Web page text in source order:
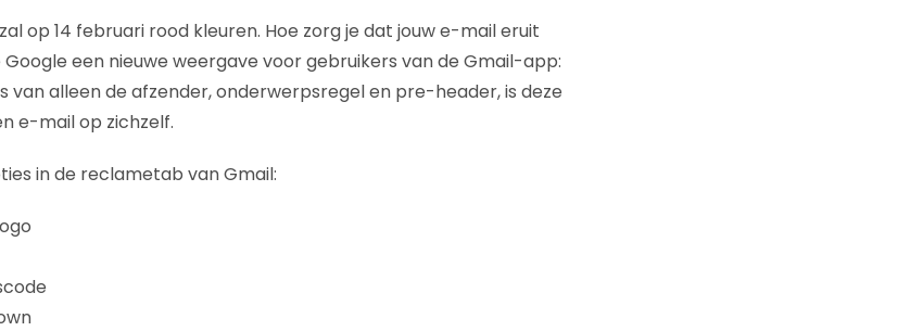
op 14 februari rood kleuren. Hoe zorg je dat jouw e-mail eruit
een nieuwe weergave voor gebruikers van de Gmail-app:
van alleen de afzender, onderwerpsregel en pre-header, is deze
e-mail op zichzelf.
in de reclametab van Gmail: